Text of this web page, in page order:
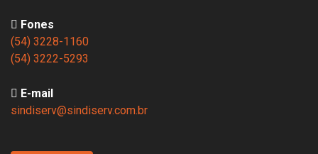
Fones
(54) 3228-1160
(54) 3222-5293
E-mail
sindiserv@sindiserv.com.br